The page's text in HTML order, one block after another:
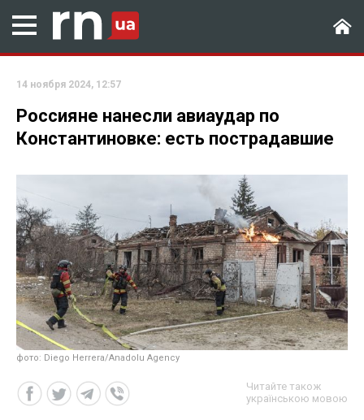
14 ноября 2024, 12:57
Россияне нанесли авиаудар по
Константиновке: есть пострадавшие
фото: Diego Herrera/Anadolu Agency
Читайте також
українською мовою